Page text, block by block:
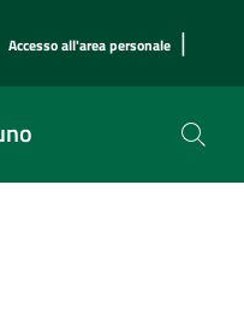
Accesso all'area personale |